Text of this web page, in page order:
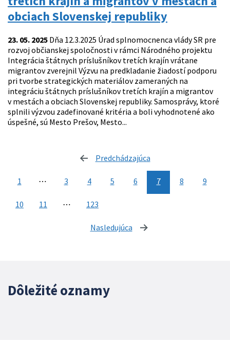
obciach Slovenskej republiky
23. 05. 2025 Dňa 12.3.2025 Úrad splnomocnenca vlády SR pre
rozvoj občianskej spoločnosti v rámci Národného projektu
Integrácia štátnych príslušníkov tretích krajín vrátane
migrantov zverejnil Výzvu na predkladanie žiadostí podporu
pri tvorbe strategických materiálov zameraných na
integráciu štátnych príslušníkov tretích krajín a migrantov
v mestách a obciach Slovenskej republiky. Samosprávy, ktoré
splnili výzvou zadefinované kritéria a boli vyhodnotené ako
úspešné, sú Mesto Prešov, Mesto...
Predchádzajúca
1 ⋯ 3 4 5 6 7 8 9
10 11 ⋯ 123
Nasledujúca stránka
Dôležité oznamy